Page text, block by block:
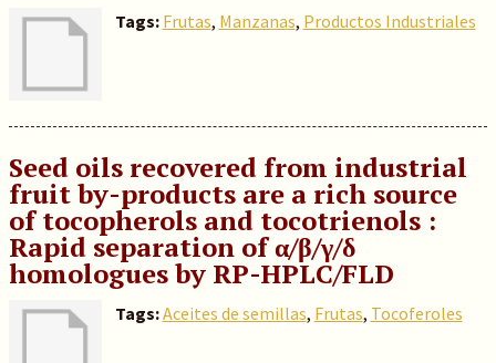
Tags: Frutas, Manzanas, Productos Industriales
Seed oils recovered from industrial
fruit by-products are a rich source
of tocopherols and tocotrienols :
Rapid separation of α/β/γ/δ
homologues by RP-HPLC/FLD
Tags:Aceites de semillas, Frutas, Tocoferoles